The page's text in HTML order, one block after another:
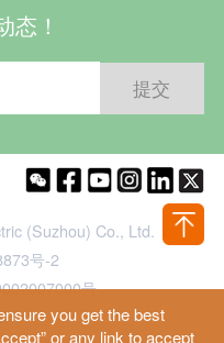
态！
(Suzhou) Co., Ltd.
号-2
号
you get the best
or any link to accept